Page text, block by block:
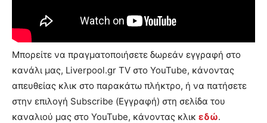
Μπορείτε να πραγματοποιήσετε δωρεάν εγγραφή στο
κανάλι μας, Liverpool.gr TV στο YouTube, κάνοντας
απευθείας κλικ στο παρακάτω πλήκτρο, ή να πατήσετε
στην επιλογή Subscribe (Εγγραφή) στη σελίδα του
καναλιού μας στο YouTube, κάνοντας κλικ εδώ.